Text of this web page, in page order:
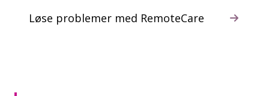
Løse problemer med RemoteCare